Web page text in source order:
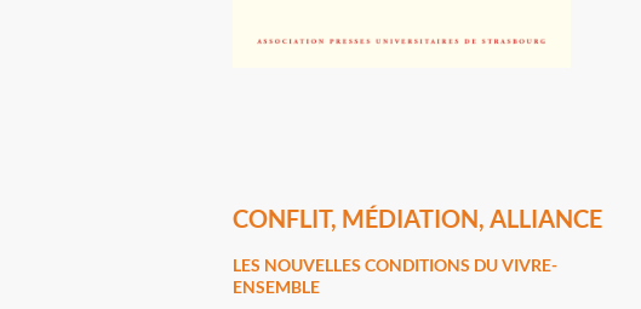
CONFLIT, MÉDIATION, ALLIANCE
LES NOUVELLES CONDITIONS DU VIVRE-
ENSEMBLE